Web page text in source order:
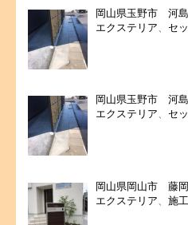
岡山県玉野市 河島
エクステリア
セ
岡山県玉野市 河
エクステリア、 セ
岡山県岡山市 藤
エクステリア
施